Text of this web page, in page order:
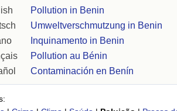
Pollution in Benin
Umweltverschmutzung in Benin
Inquinamento in Benin
Pollution au Bénin
Contaminación en Benín